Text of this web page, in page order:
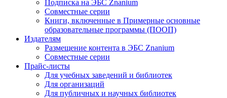
Подписка на ЭБС Znanium
Совместные серии
Книги, включенные в Примерные основные
образовательные программы (ПООП)
Издателям
Размещение контента в ЭБС Znanium
Совместные серии
Прайс-листы
Для учебных заведений и библиотек
Для организаций
Для публичных и научных библиотек